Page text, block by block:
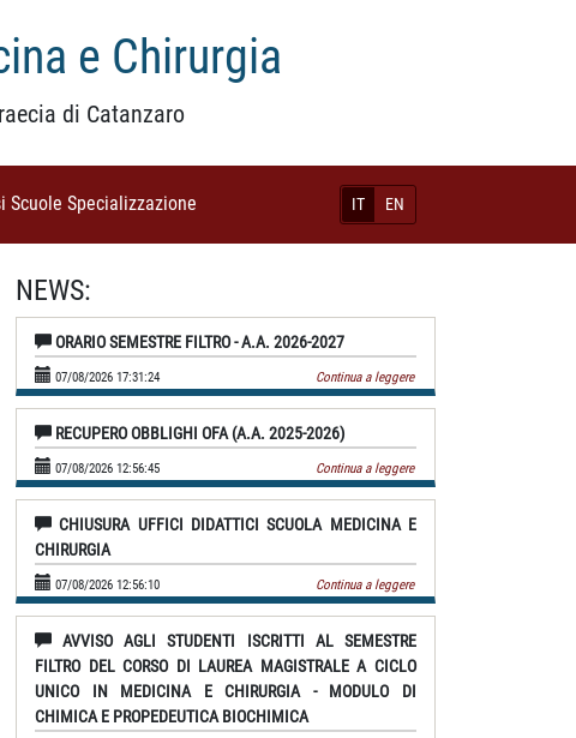
e Chirurgia
di Catanzaro
IT EN
Scuole Specializzazione
NEWS:
ORARIO SEMESTRE FILTRO - A.A. 2026-2027
07/08/2026 17:31:24 Continua a leggere
RECUPERO OBBLIGHI OFA (A.A. 2025-2026)
07/08/2026 12:56:45 Continua a leggere
CHIUSURA UFFICI DIDATTICI SCUOLA MEDICINA E
CHIRURGIA
07/08/2026 12:56:10 Continua a leggere
AVVISO AGLI STUDENTI ISCRITTI AL SEMESTRE
FILTRO DEL CORSO DI LAUREA MAGISTRALE A CICLO
UNICO IN MEDICINA E CHIRURGIA - MODULO DI
CHIMICA E PROPEDEUTICA BIOCHIMICA